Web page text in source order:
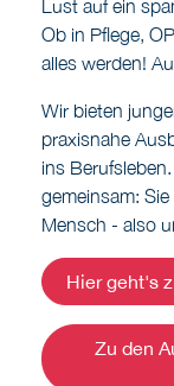
Wir bieten
praxisnahe
gemeinsam:
Mensch - also
Hier geht's
Zu den
Zu unserer